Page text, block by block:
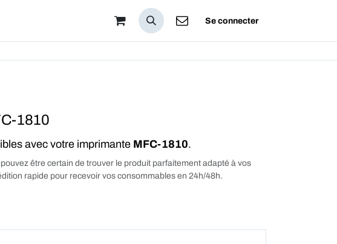
Se connecter
1810
avec votre imprimante MFC-1810.
être certain de trouver le produit parfaitement adapté à vos
rapide pour recevoir vos consommables en 24h/48h.